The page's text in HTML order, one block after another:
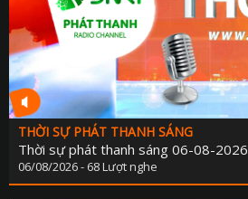
THỜI SỰ PHÁT THANH SÁNG
Thời sự phát thanh sáng 06-08-2026
06/08/2026 - 68 Lượt nghe